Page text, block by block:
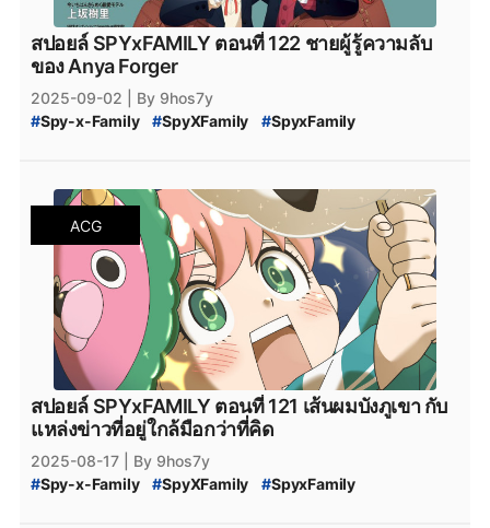
สปายแฟมิลี่_ตอนล่าสุด #สปาย_x_แฟมิลี่_ตอนล่าสุด
SPYxFAMILY_งด #SPYxFAMILY_หยุดพัก
#SPYxFAMILY_ผู้เขียน # สปอยล์_SPYxFAMILY
#สปอยล์_SPY_FAMILY
สปอยล์ SPYxFAMILY ตอนที่ 122 ชายผู้รู้ความลับ
ของ Anya Forger
2025-09-02
| By 9hos7y
#Spy-x-Family #SpyXFamily #SpyxFamily
สปายแฟมิลี่_122 #สปาย_x_แฟมิลี่_122
SPY_x_Family_อ่านที่ไหน #Spy_x_Family
SPY_x_FAMILY_Manga #
SPY_x_FAMILY_มังงะ
SPY_x_FAMILY_MANGA_Plus #manga #
MangaPlus
MANGA_Plus สปาย_×_แฟมิลี #สปายแฟมิลี่ #สนธยา
สายลับ # การ์ตูนสายลับ #มังงะ #มังกะ #หนังสือการ์ตูน
Bilbili # bilibili #SPY_x_Family_123
สปายแฟมิลี่_123
สปาย_x_แฟมิลี่_123 #SPY_x_Family_ตอนล่าสุด
สปายแฟมิลี่_ตอนล่าสุด #สปาย_x_แฟมิลี่_ตอนล่าสุด
SPYxFAMILY_งด #SPYxFAMILY_หยุดพัก
#SPYxFAMILY_ผู้เขียน # สปอยล์_SPYxFAMILY
#สปอยล์_SPY_FAMILY
ACG
สปอยล์ SPYxFAMILY ตอนที่ 121 เส้นผมบังภูเขา กับ
แหล่งข่าวที่อยู่ใกล้มือกว่าที่คิด
2025-08-17
| By 9hos7y
#Spy-x-Family #SpyXFamily #SpyxFamily